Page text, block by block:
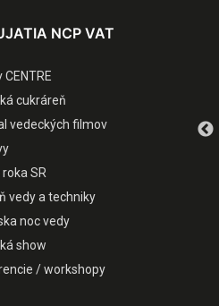
NCP VAT
CENTRE
cukráreň
vedeckých filmov
SR
vedy a techniky
noc vedy
show
/ workshopy